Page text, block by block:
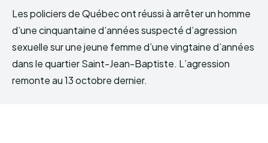
Les policiers de Québec ont réussi à arrêter un homme
d’une cinquantaine d’années suspecté d’agression
sexuelle sur une jeune femme d’une vingtaine d’années
dans le quartier Saint-Jean-Baptiste. L’agression
remonte au 13 octobre dernier.